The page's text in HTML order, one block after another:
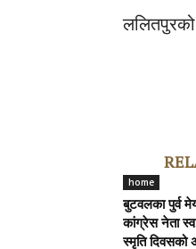
home
बुटवलका पुर्व
कांग्रेस नेता
स्मृति दिवसको